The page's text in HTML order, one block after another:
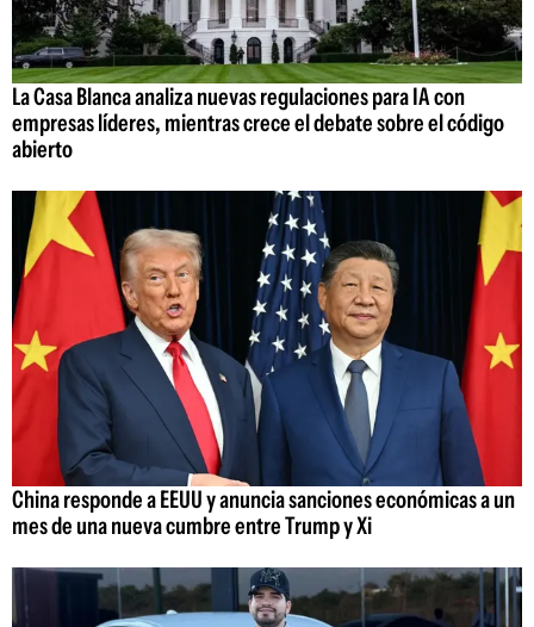
La Casa Blanca analiza nuevas regulaciones para IA con
empresas líderes, mientras crece el debate sobre el código
abierto
China responde a EEUU y anuncia sanciones económicas a un
mes de una nueva cumbre entre Trump y Xi